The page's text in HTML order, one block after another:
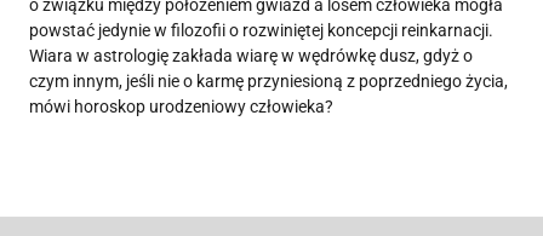
o związku między położeniem gwiazd a losem człowieka mogła
powstać jedynie w filozofii o rozwiniętej koncepcji reinkarnacji.
Wiara w astrologię zakłada wiarę w wędrówkę dusz, gdyż o
czym innym, jeśli nie o karmę przyniesioną z poprzedniego życia,
mówi horoskop urodzeniowy człowieka?